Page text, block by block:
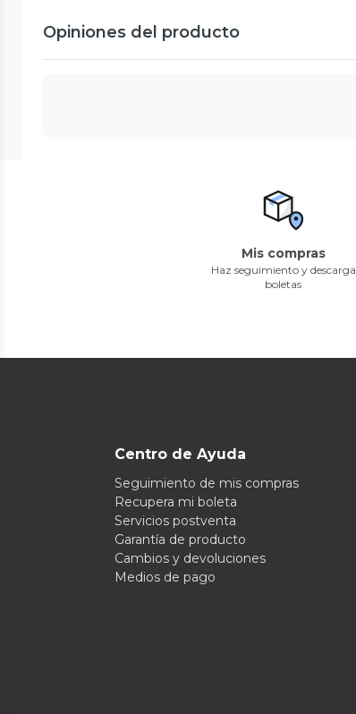
Opiniones del producto
Mis compras
Haz seguimiento y descarga
boletas
Centro de Ayuda
Seguimiento de mis compras
Recupera mi boleta
Servicios postventa
Garantía de producto
Cambios y devoluciones
Medios de pago